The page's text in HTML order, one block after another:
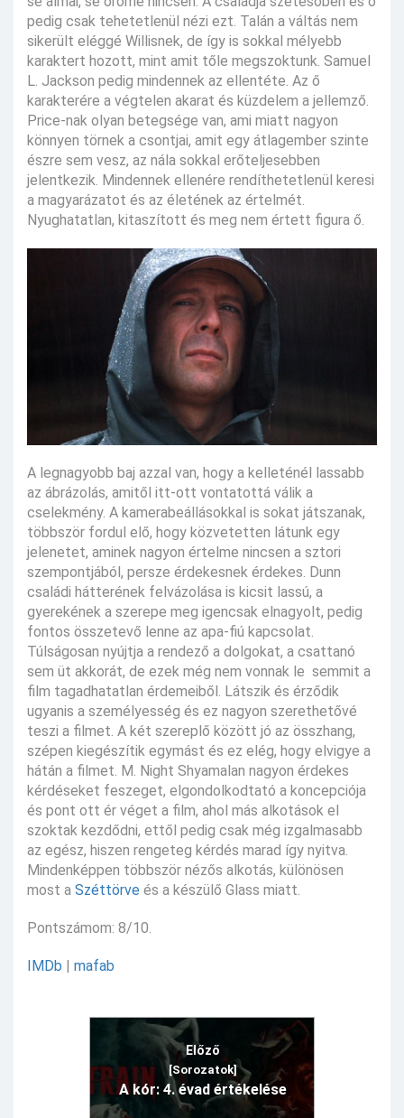
pedig csak tehetetlenül nézi ezt. Talán a váltás nem
sikerült eléggé Willisnek, de így is sokkal mélyebb
karaktert hozott, mint amit tőle megszoktunk. Samuel
L. Jackson pedig mindennek az ellentéte. Az ő
karakterére a végtelen akarat és küzdelem a jellemző.
Price-nak olyan betegsége van, ami miatt nagyon
könnyen törnek a csontjai, amit egy átlagember szinte
észre sem vesz, az nála sokkal erőteljesebben
jelentkezik. Mindennek ellenére rendíthetetlenül keresi
a magyarázatot és az életének az értelmét.
Nyughatatlan, kitaszított és meg nem értett figura ő.
A legnagyobb baj azzal van, hogy a kelleténél lassabb
az ábrázolás, amitől itt-ott vontatottá válik a
cselekmény. A kamerabeállásokkal is sokat játszanak,
többször fordul elő, hogy közvetetten látunk egy
jelenetet, aminek nagyon értelme nincsen a sztori
szempontjából, persze érdekesnek érdekes. Dunn
családi hátterének felvázolása is kicsit lassú, a
gyerekének a szerepe meg igencsak elnagyolt, pedig
fontos összetevő lenne az apa-fiú kapcsolat.
Túlságosan nyújtja a rendező a dolgokat, a csattanó
sem üt akkorát, de ezek még nem vonnak le semmit a
film tagadhatatlan érdemeiből. Látszik és érződik
ugyanis a személyesség és ez nagyon szerethetővé
teszi a filmet. A két szereplő között jó az összhang,
szépen kiegészítik egymást és ez elég, hogy elvigye a
hátán a filmet. M. Night Shyamalan nagyon érdekes
kérdéseket feszeget, elgondolkodtató a koncepciója
és pont ott ér véget a film, ahol más alkotások el
szoktak kezdődni, ettől pedig csak még izgalmasabb
az egész, hiszen rengeteg kérdés marad így nyitva.
Mindenképpen többször nézős alkotás, különösen
most a Széttörve és a készülő Glass miatt.
Pontszámom: 8/10.
IMDb | mafab
Előző
[Sorozatok]
A kór: 4. évad értékelése